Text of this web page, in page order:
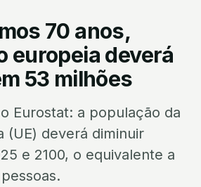
70 anos,
europeia deverá
53 milhões
Eurostat: a população da
(UE) deverá diminuir
e 2100, o equivalente a